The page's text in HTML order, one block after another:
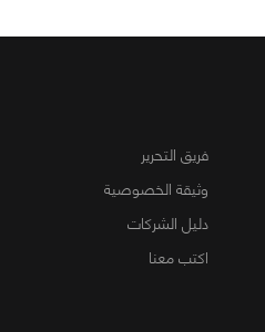
فريق التحرير
وثيقة الخصوصية
دليل الشركات
اكتب معنا